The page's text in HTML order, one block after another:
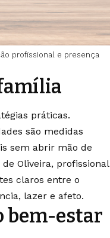
profissional e presença
práticas.
são medidas
sem abrir mão de
Oliveira, profissional
claros entre o
lazer e afeto.
bem-estar